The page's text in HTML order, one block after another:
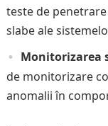
teste de
slabe ale
Monitorizarea
de monitorizare
anomalii în